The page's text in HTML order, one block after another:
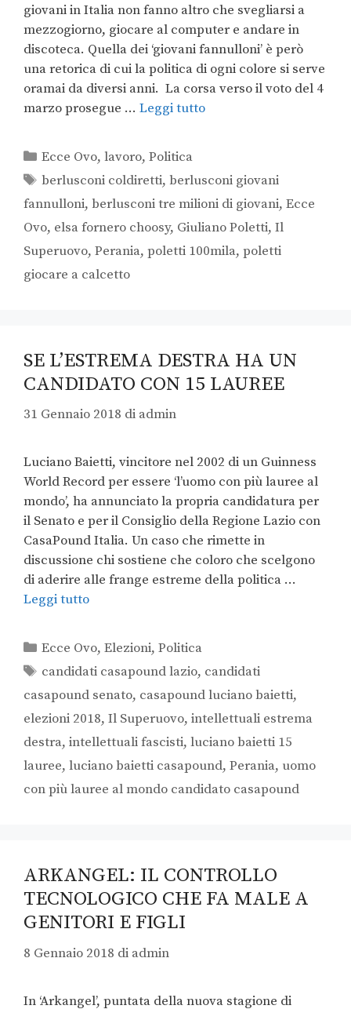
giovani in Italia non fanno altro che svegliarsi a
mezzogiorno, giocare al computer e andare in
discoteca. Quella dei ‘giovani fannulloni’ è però
una retorica di cui la politica di ogni colore si serve
oramai da diversi anni. La corsa verso il voto del 4
marzo prosegue … Leggi tutto
Ecce Ovo,lavoro,Politica
berlusconi coldiretti,berlusconi giovani
fannulloni, berlusconi tre milioni di giovani, Ecce
Ovo, elsa fornero choosy, Giuliano Poletti, Il
Superuovo, Perania, poletti 100mila, poletti
giocare a calcetto
SE L’ESTREMA DESTRA HA UN
CANDIDATO CON 15 LAUREE
31 Gennaio 2018 di admin
Luciano Baietti, vincitore nel 2002 di un Guinness
World Record per essere ‘l’uomo con più lauree al
mondo’, ha annunciato la propria candidatura per
il Senato e per il Consiglio della Regione Lazio con
CasaPound Italia. Un caso che rimette in
discussione chi sostiene che coloro che scelgono
di aderire alle frange estreme della politica …
Leggi tutto
Ecce Ovo,Elezioni,Politica
candidati casapound lazio, candidati
casapound senato, casapound luciano baietti,
elezioni 2018, Il Superuovo, intellettuali estrema
destra, intellettuali fascisti, luciano baietti 15
lauree, luciano baietti casapound, Perania, uomo
con più lauree al mondo candidato casapound
ARKANGEL: IL CONTROLLO
TECNOLOGICO CHE FA MALE A
GENITORI E FIGLI
8 Gennaio 2018 di admin
In ‘Arkangel’, puntata della nuova stagione di